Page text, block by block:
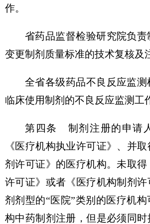
作。
省药品监督检验研究院负责
变更制剂质量标准的技术复核及
全省各级药品不良反应监测
临床使用制剂的不良反应监测工
第四条 制剂注册的申请
《医疗机构执业许可证》、并
剂许可证》的医疗机构。未取得
许可证》或者《医疗机构制剂许
剂剂型的“医院”类别的医疗机
构中药制剂注册，但是必须同时